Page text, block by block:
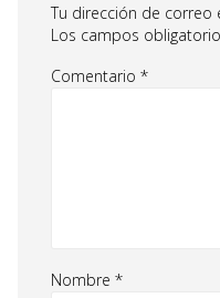
Tu dirección de correo
Los campos
Comentario *
Nombre *